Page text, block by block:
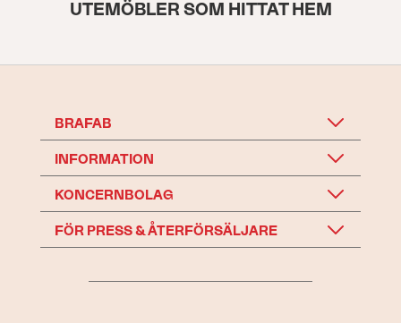
UTEMÖBLER SOM HITTAT HEM
BRAFAB
INFORMATION
KONCERNBOLAG
FÖR PRESS & ÅTERFÖRSÄLJARE